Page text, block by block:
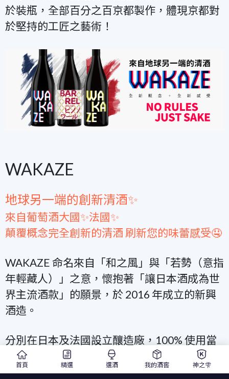
於裝瓶，全部百分之百京都製作，體現京都對
於堅持的工匠之藝術！
WAKAZE
地球另一端的創新清酒✨
來自葡萄酒大國✨法國✨
顛覆概念完全創新的清酒 刷新您的味蕾感受🤤
WAKAZE 命名來自「和之風」與「若勢（意指
年輕藏人）」之意，懷抱著「讓日本酒成為世
界主流酒款」的願景，於 2016 年成立的新興
酒造。
分別在日本及法國設立釀造廠，100% 使用當
地原料釀造，活用風土特色、遵循自然法則不
斷推出創新酒款。
首頁 精選 選酒 我的酒窖 神之雫